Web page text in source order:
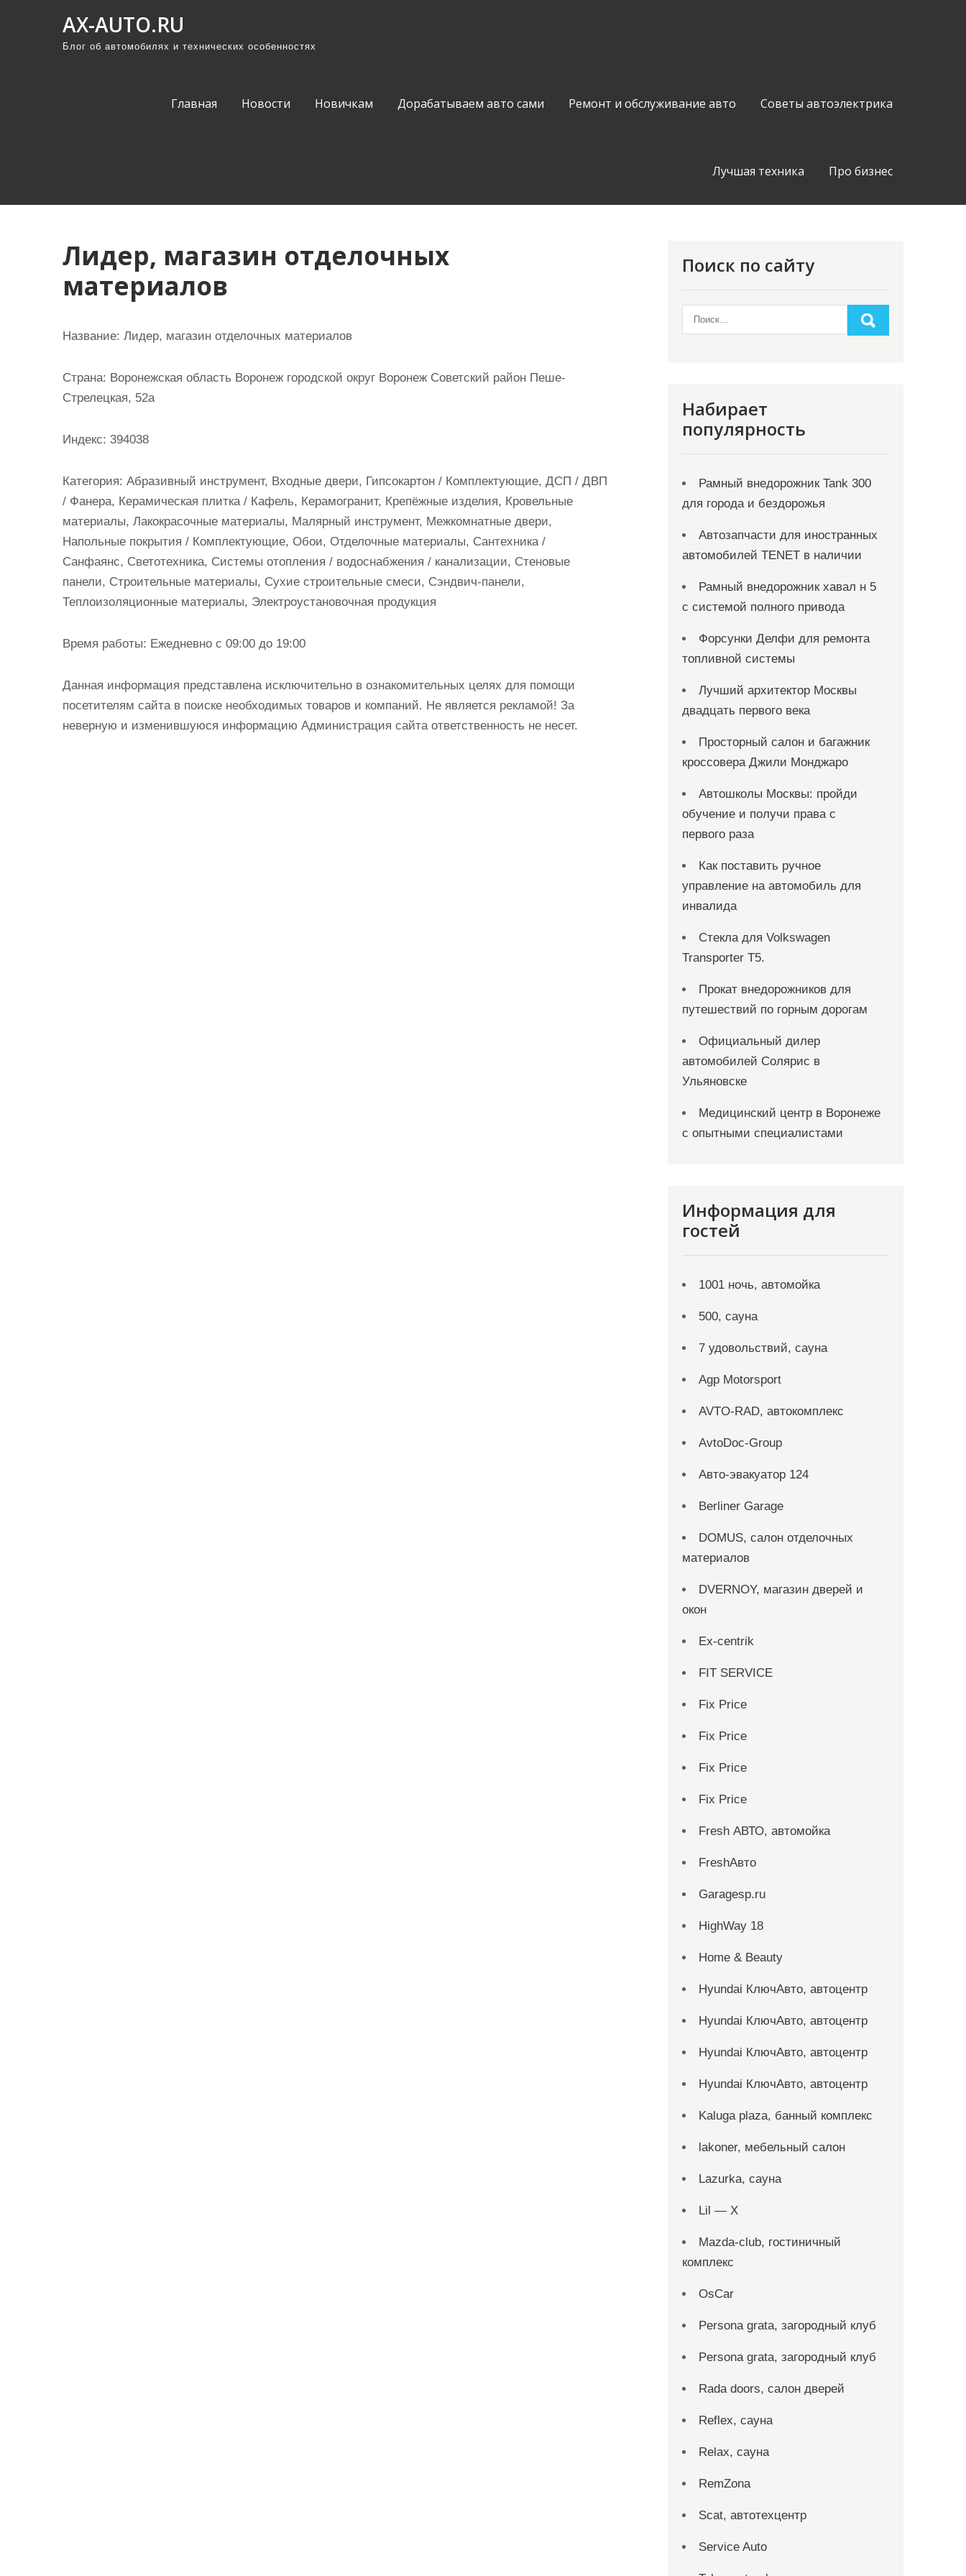
AX-AUTO.RU
Блог об автомобилях и технических особенностях
Главная Новости Новичкам Дорабатываем авто сами Ремонт и обслуживание авто Советы автоэлектрика
Лучшая техника Про бизнес
Лидер, магазин отделочных
материалов
Название: Лидер, магазин отделочных материалов
Страна: Воронежская область Воронеж городской округ Воронеж Советский район Пеше-
Стрелецкая, 52а
Индекс: 394038
Категория: Абразивный инструмент, Входные двери, Гипсокартон / Комплектующие, ДСП / ДВП
/ Фанера, Керамическая плитка / Кафель, Керамогранит, Крепёжные изделия, Кровельные
материалы, Лакокрасочные материалы, Малярный инструмент, Межкомнатные двери,
Напольные покрытия / Комплектующие, Обои, Отделочные материалы, Сантехника /
Санфаянс, Светотехника, Системы отопления / водоснабжения / канализации, Стеновые
панели, Строительные материалы, Сухие строительные смеси, Сэндвич-панели,
Теплоизоляционные материалы, Электроустановочная продукция
Время работы: Ежедневно с 09:00 до 19:00
Данная информация представлена исключительно в ознакомительных целях для помощи
посетителям сайта в поиске необходимых товаров и компаний. Не является рекламой! За
неверную и изменившуюся информацию Администрация сайта ответственность не несет.
Поиск по сайту
Набирает
популярность
Рамный внедорожник Tank 300
для города и бездорожья
Автозапчасти для иностранных
автомобилей TENET в наличии
Рамный внедорожник хавал н 5
с системой полного привода
Форсунки Делфи для ремонта
топливной системы
Лучший архитектор Москвы
двадцать первого века
Просторный салон и багажник
кроссовера Джили Монджаро
Автошколы Москвы: пройди
обучение и получи права с
первого раза
Как поставить ручное
управление на автомобиль для
инвалида
Стекла для Volkswagen
Transporter T5.
Прокат внедорожников для
путешествий по горным дорогам
Официальный дилер
автомобилей Солярис в
Ульяновске
Медицинский центр в Воронеже
с опытными специалистами
Информация для
гостей
1001 ночь, автомойка
500, сауна
7 удовольствий, сауна
Agp Motorsport
AVTO-RAD, автокомплекс
AvtoDoc-Group
Aвто-эвакуатор 124
Berliner Garage
DOMUS, салон отделочных
материалов
DVERNOY, магазин дверей и
окон
Ex-centrik
FIT SERVICE
Fix Price
Fix Price
Fix Price
Fix Price
Fresh АВТО, автомойка
FreshАвто
Garagesp.ru
HighWay 18
Home & Beauty
Hyundai КлючАвто, автоцентр
Hyundai КлючАвто, автоцентр
Hyundai КлючАвто, автоцентр
Hyundai КлючАвто, автоцентр
Kaluga plaza, банный комплекс
lakoner, мебельный салон
Lazurka, сауна
Lil — X
Mazda-club, гостиничный
комплекс
OsCar
Persona grata, загородный клуб
Persona grata, загородный клуб
Rada doors, салон дверей
Reflex, сауна
Relax, сауна
RemZona
Scat, автотехцентр
Service Auto